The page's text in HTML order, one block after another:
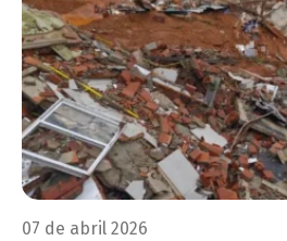
07 de abril 2026